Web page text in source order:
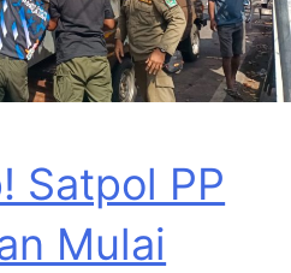
Satpol PP
Mulai